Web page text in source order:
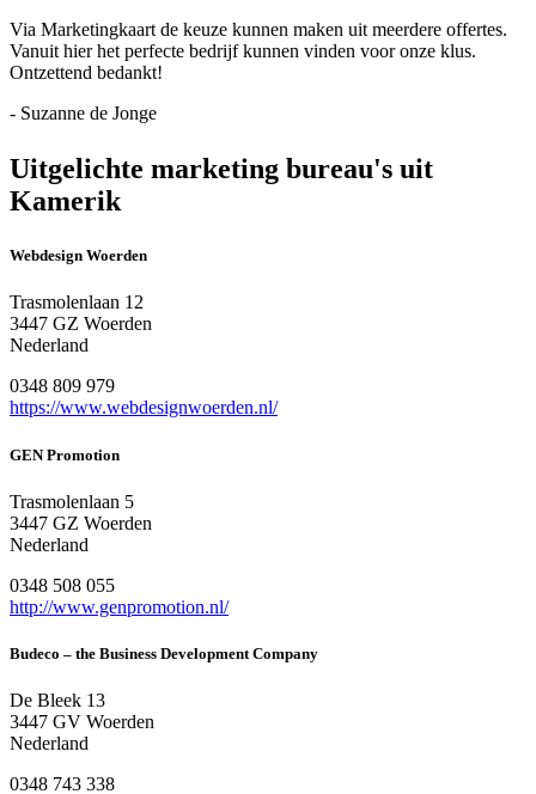
Via Marketingkaart de keuze kunnen maken uit meerdere offertes.
Vanuit hier het perfecte bedrijf kunnen vinden voor onze klus.
Ontzettend bedankt!
- Suzanne de Jonge
Uitgelichte marketing bureau's uit
Kamerik
Webdesign Woerden
Trasmolenlaan 12
3447 GZ Woerden
Nederland
0348 809 979
https://www.webdesignwoerden.nl/
GEN Promotion
Trasmolenlaan 5
3447 GZ Woerden
Nederland
0348 508 055
http://www.genpromotion.nl/
Budeco – the Business Development Company
De Bleek 13
3447 GV Woerden
Nederland
0348 743 338